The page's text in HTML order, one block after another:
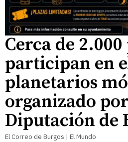
Cerca de
participan en
planetarios
organizado
Diputación de
El Correo de Burgos | El Mundo